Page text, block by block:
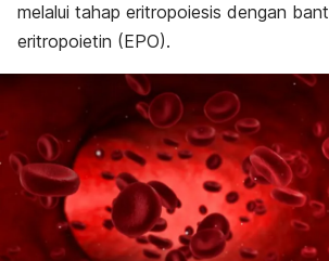
melalui tahap eritropoiesis dengan
eritropoietin (EPO).